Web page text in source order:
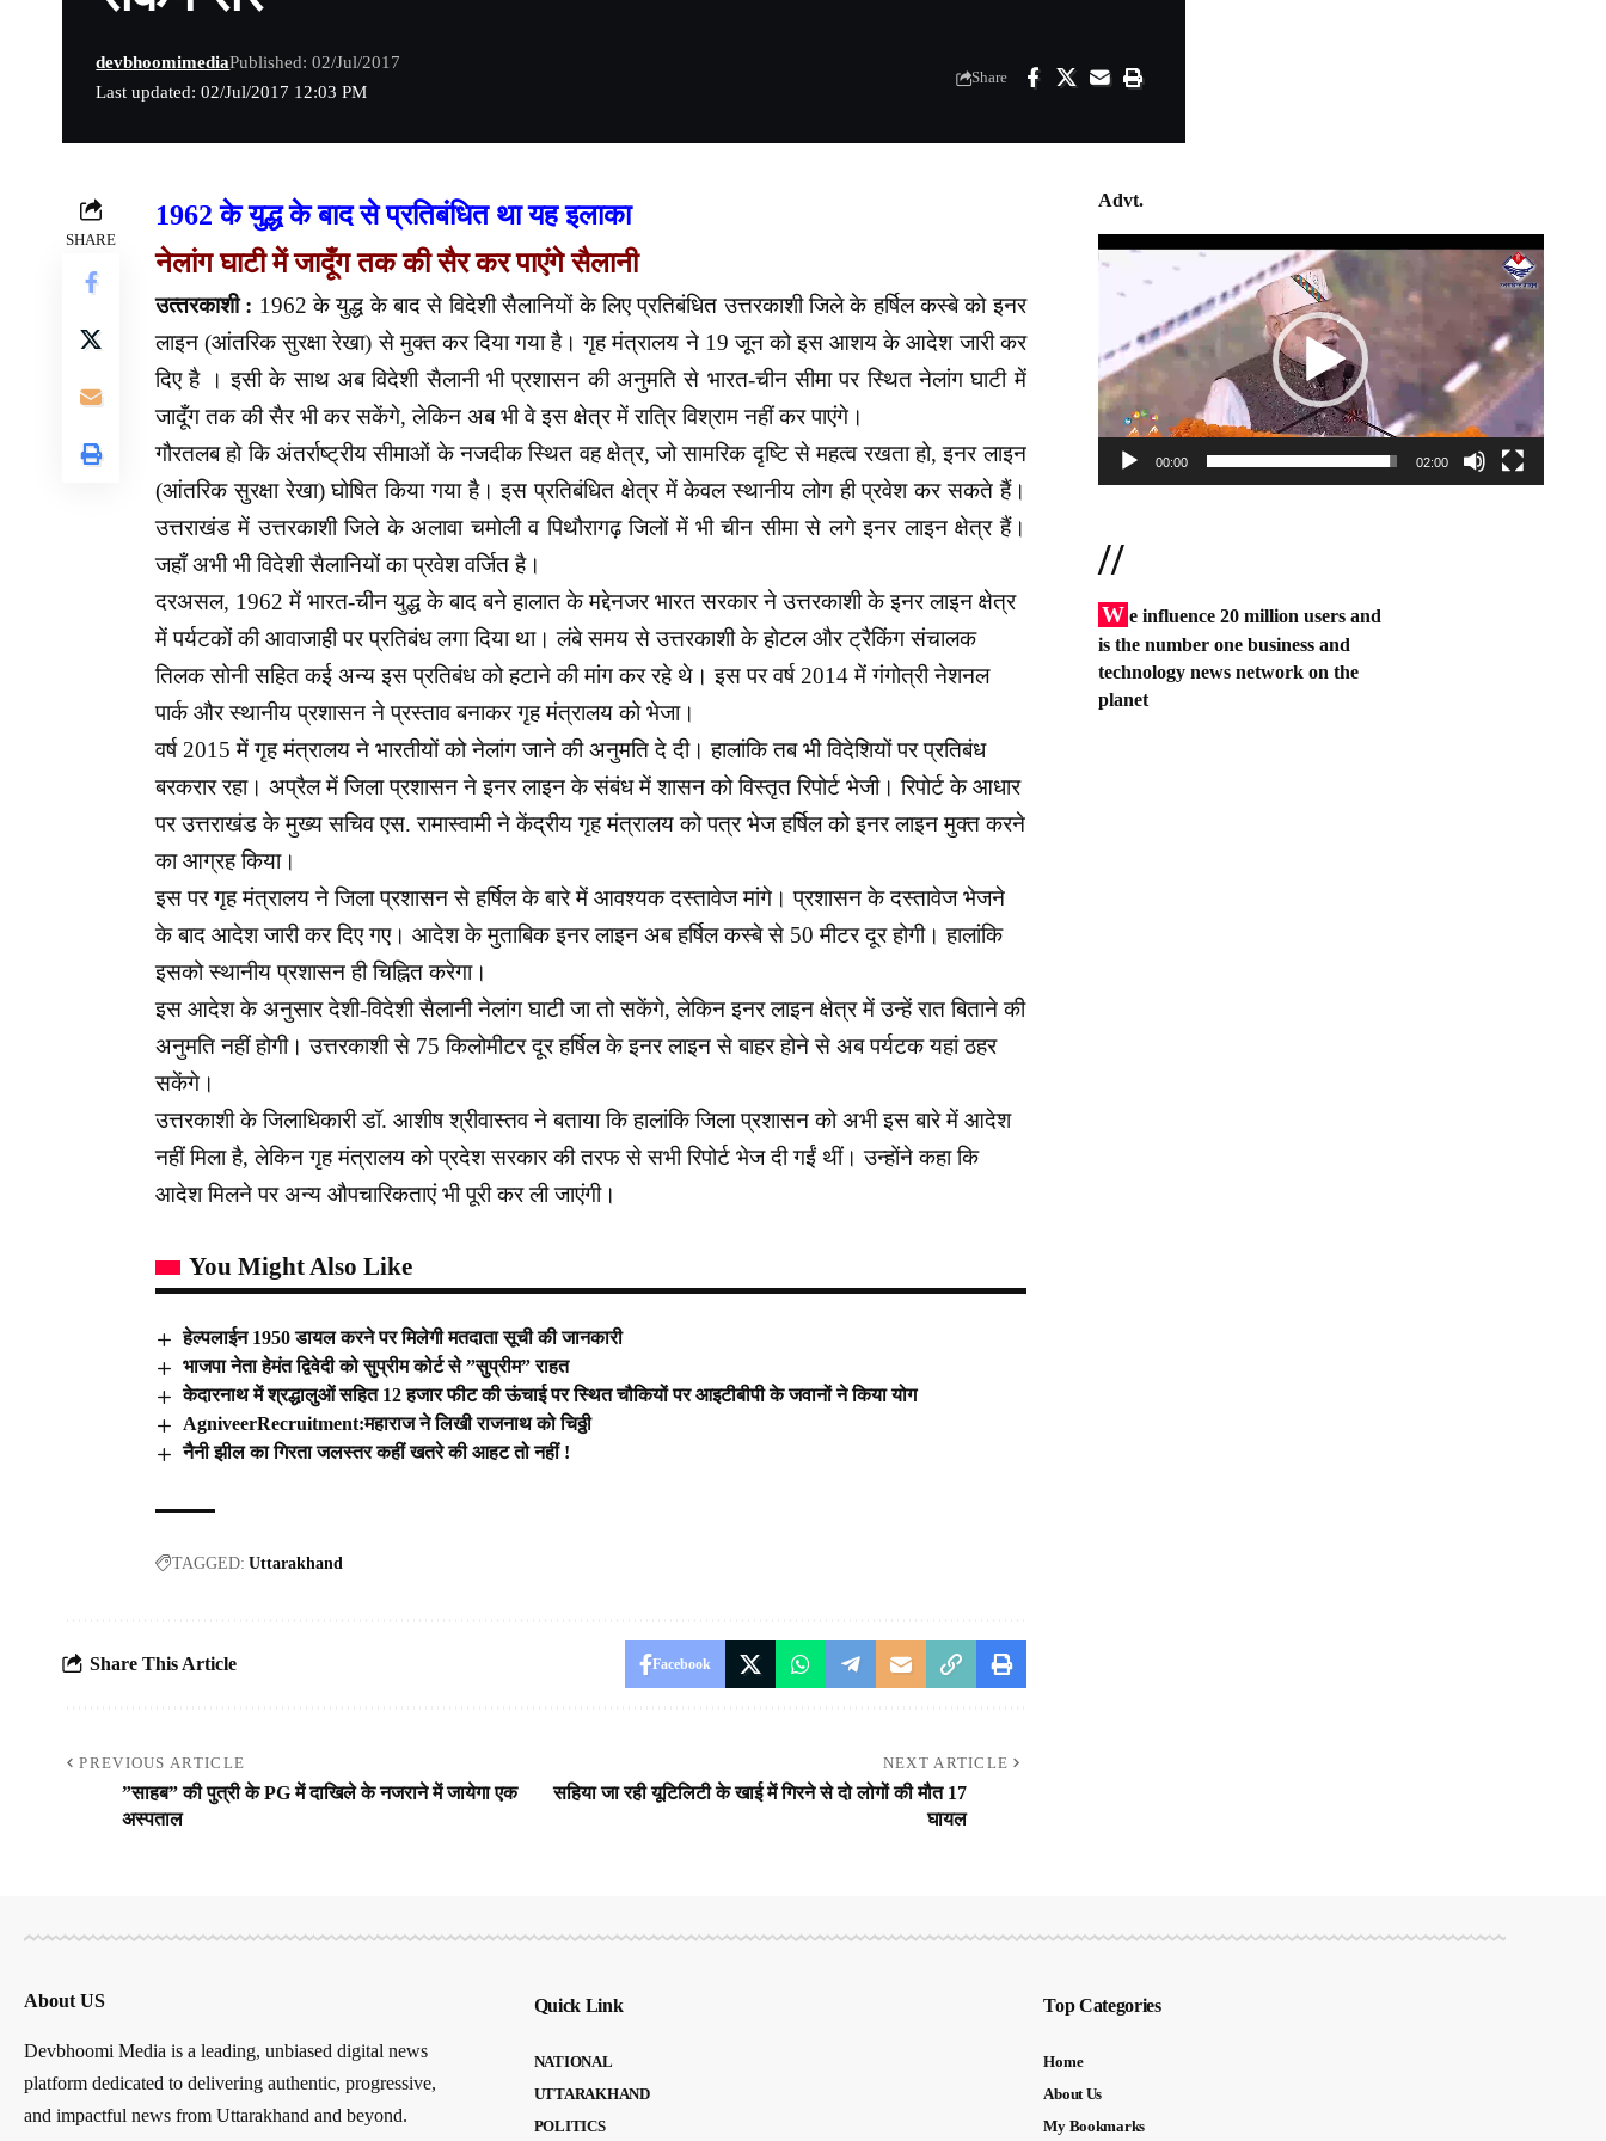
Last updated: 02/Jul/2017 12:03 PM
devbhoomimediaPublished: 02/Jul/2017
Share
SHARE
1962 के युद्ध के बाद से प्रतिबंधित था यह इलाका
नेलांग घाटी में जादूँग तक की सैर कर पाएंगे सैलानी
उत्‍तरकाशी : 1962 के युद्ध के बाद से विदेशी सैलानियों के लिए प्रतिबंधित उत्तरकाशी जिले के हर्षिल कस्बे को इनर
लाइन (आंतरिक सुरक्षा रेखा) से मुक्त कर दिया गया है। गृह मंत्रालय ने 19 जून को इस आशय के आदेश जारी कर
दिए है । इसी के साथ अब विदेशी सैलानी भी प्रशासन की अनुमति से भारत-चीन सीमा पर स्थित नेलांग घाटी में
जादूँग तक की सैर भी कर सकेंगे, लेकिन अब भी वे इस क्षेत्र में रात्रि विश्राम नहीं कर पाएंगे।
गौरतलब हो कि अंतर्राष्ट्रीय सीमाओं के नजदीक स्थित वह क्षेत्र, जो सामरिक दृष्टि से महत्व रखता हो, इनर लाइन
(आंतरिक सुरक्षा रेखा) घोषित किया गया है। इस प्रतिबंधित क्षेत्र में केवल स्थानीय लोग ही प्रवेश कर सकते हैं।
उत्तराखंड में उत्तरकाशी जिले के अलावा चमोली व पिथौरागढ़ जिलों में भी चीन सीमा से लगे इनर लाइन क्षेत्र हैं।
जहाँ अभी भी विदेशी सैलानियों का प्रवेश वर्जित है।
दरअसल, 1962 में भारत-चीन युद्ध के बाद बने हालात के मद्देनजर भारत सरकार ने उत्तरकाशी के इनर लाइन क्षेत्र
में पर्यटकों की आवाजाही पर प्रतिबंध लगा दिया था। लंबे समय से उत्तरकाशी के होटल और ट्रैकिंग संचालक
तिलक सोनी सहित कई अन्यइस प्रतिबंध को हटाने की मांग कर रहे थे। इस पर वर्ष 2014 में गंगोत्री नेशनल
पार्क और स्थानीय प्रशासन ने प्रस्ताव बनाकर गृह मंत्रालय को भेजा।
वर्ष 2015 में गृह मंत्रालय ने भारतीयों को नेलांग जाने की अनुमति दे दी। हालांकि तब भी विदेशियों पर प्रतिबंध
बरकरार रहा। अप्रैल में जिला प्रशासन ने इनर लाइन के संबंध में शासन को विस्तृत रिपोर्ट भेजी। रिपोर्ट के आधार
पर उत्तराखंड के मुख्य सचिव एस. रामास्वामी ने केंद्रीय गृह मंत्रालय को पत्र भेज हर्षिल को इनर लाइन मुक्त करने
का आग्रह किया।
इस पर गृह मंत्रालय ने जिला प्रशासन से हर्षिल के बारे में आवश्यक दस्तावेज मांगे। प्रशासन के दस्तावेज भेजने
के बाद आदेश जारी कर दिए गए। आदेश के मुताबिक इनरलाइन अब हर्षिल कस्बे से 50 मीटर दूर होगी। हालांकि
इसको स्थानीय प्रशासन ही चिह्नित करेगा।
इस आदेश के अनुसार देशी-विदेशी सैलानी नेलांग घाटी जा तो सकेंगे, लेकिन इनर लाइन क्षेत्र में उन्हें रात बिताने की
अनुमति नहीं होगी। उत्तरकाशी से 75 किलोमीटर दूर हर्षिल के इनर लाइन से बाहर होने से अब पर्यटक यहां ठहर
सकेंगे।
उत्तरकाशी के जिलाधिकारी डॉ. आशीष श्रीवास्तव ने बताया कि हालांकि जिला प्रशासन को अभी इस बारे में आदेश
नहीं मिला है, लेकिन गृह मंत्रालय को प्रदेश सरकार की तरफ से सभी रिपोर्ट भेज दी गईं थीं। उन्होंने कहा कि
आदेश मिलने पर अन्य औपचारिकताएं भी पूरी कर ली जाएंगी।
You Might Also Like
हेल्पलाईन 1950 डायल करने पर मिलेगी मतदाता सूची की जानकारी
भाजपा नेता हेमंत द्विवेदी को सुप्रीम कोर्ट से ”सुप्रीम” राहत
केदारनाथ में श्रद्धालुओं सहित 12 हजार फीट की ऊंचाई पर स्थित चौकियों पर आइटीबीपी के जवानों ने किया योग
AgniveerRecruitment:महाराज ने लिखी राजनाथ को चिठ्ठी
नैनी झील का गिरता जलस्तर कहीं खतरे की आहट तो नहीं !
TAGGED: Uttarakhand
Share This Article Facebook
PREVIOUS ARTICLE
”साहब” की पुत्री के PG में दाखिले के नजराने में जायेगा एक
अस्पताल
NEXT ARTICLE
सहिया जा रही यूटिलिटी के खाई में गिरने से दो लोगों की मौत 17
घायल
Advt.
Video
00:00 02:00
//
W e influence 20 million users and
is the number one business and
technology news network on the
planet
About US
Devbhoomi Media is a leading, unbiased digital news
platform dedicated to delivering authentic, progressive,
and impactful news from Uttarakhand and beyond.
Quick Link
NATIONAL
UTTARAKHAND
POLITICS
Top Categories
Home
About Us
My Bookmarks